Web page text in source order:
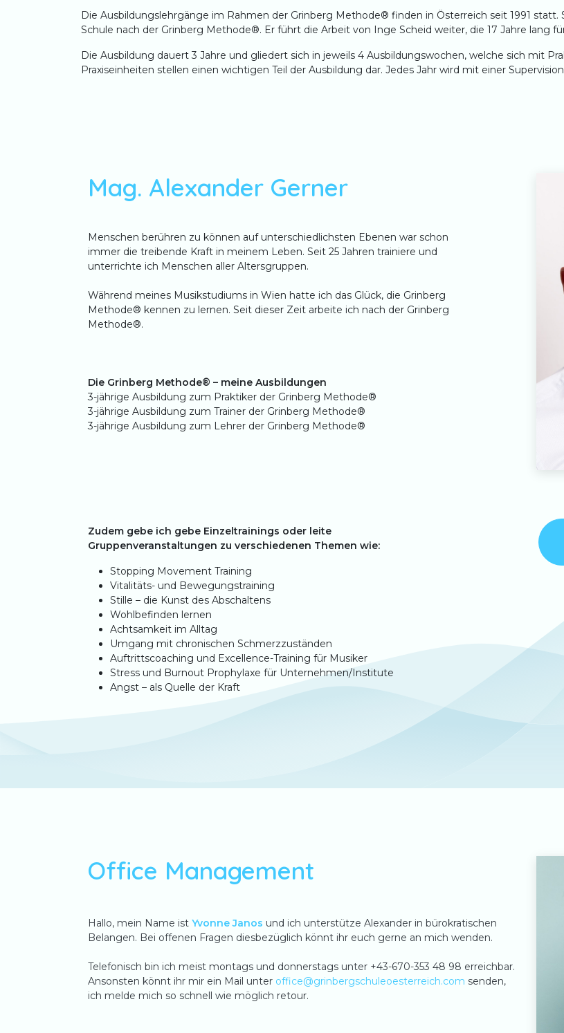
Die Ausbildungslehrgänge im Rahmen der Grinberg Methode® finden in Österreich seit 1991 statt.
Schule nach der Grinberg Methode®. Er führt die Arbeit von Inge Scheid weiter, die 17 Jahre lang
Die Ausbildung dauert 3 Jahre und gliedert sich in jeweils 4 Ausbildungswochen, welche sich mit
Praxiseinheiten stellen einen wichtigen Teil der Ausbildung dar. Jedes Jahr wird mit einer
Mag. Alexander Gerner
Menschen berühren zu können auf unterschiedlichsten Ebenen war schon
immer die treibende Kraft in meinem Leben. Seit 25 Jahren trainiere und
unterrichte ich Menschen aller Altersgruppen.
Während meines Musikstudiums in Wien hatte ich das Glück, die Grinberg
Methode® kennen zu lernen. Seit dieser Zeit arbeite ich nach der Grinberg
Methode®.
Die Grinberg Methode® – meine Ausbildungen
3-jährige Ausbildung zum Praktiker der Grinberg Methode®
3-jährige Ausbildung zum Trainer der Grinberg Methode®
3-jährige Ausbildung zum Lehrer der Grinberg Methode®
Zudem gebe ich gebe Einzeltrainings oder leite
Gruppenveranstaltungen zu verschiedenen Themen wie:
Stopping Movement Training
Vitalitäts- und Bewegungstraining
Stille – die Kunst des Abschaltens
Wohlbefinden lernen
Achtsamkeit im Alltag
Umgang mit chronischen Schmerzzuständen
Auftrittscoaching und Excellence-Training für Musiker
Stress und Burnout Prophylaxe für Unternehmen/Institute
Angst – als Quelle der Kraft
Office Management
Hallo, mein Name ist Yvonne Janos und ich unterstütze Alexander in bürokratischen
Belangen. Bei offenen Fragen diesbezüglich könnt ihr euch gerne an mich wenden.
Telefonisch bin ich meist montags und donnerstags unter +43-670-353 48 98 erreichbar.
Ansonsten könnt ihr mir ein Mail unter office@grinbergschuleoesterreich.com senden,
ich melde mich so schnell wie möglich retour.